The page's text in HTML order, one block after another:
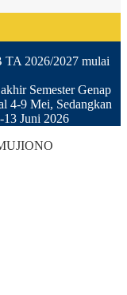
TA 2026/2027 mulai
Semester Genap
4-9 Mei, Sedangkan
13 Juni 2026